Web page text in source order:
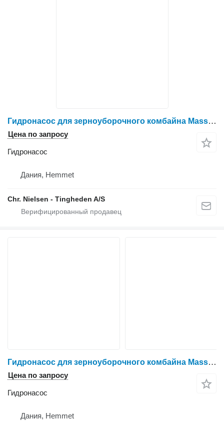
Гидронасос для зерноуборочного комбайна Massey Ferguson 31
Цена по запросу
Гидронасос
Дания, Hemmet
Chr. Nielsen - Tingheden A/S
Гидронасос для зерноуборочного комбайна Massey Ferguson 32
Цена по запросу
Гидронасос
Дания, Hemmet